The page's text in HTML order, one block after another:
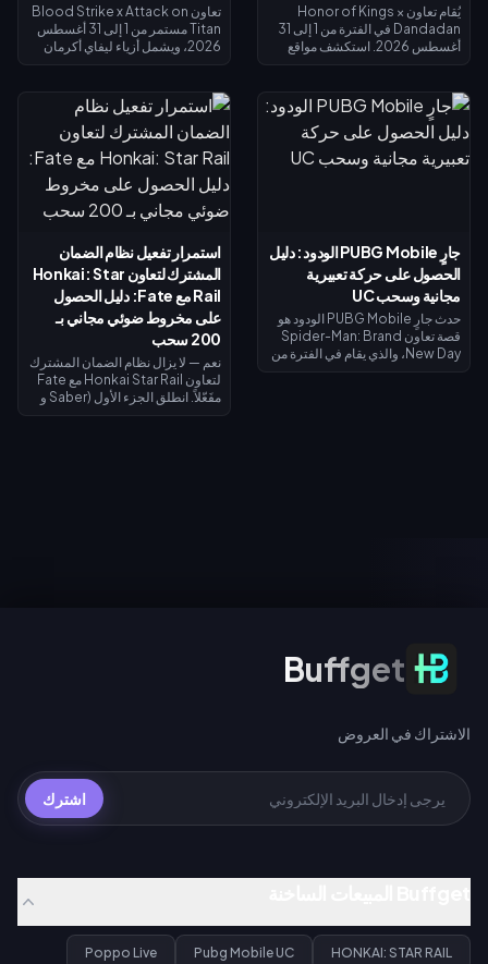
يُقام تعاون Honor of Kings ×
Dandadan في الفترة من 1 إلى 31
أغسطس 2026. استكشف مواقع
الاسترداد، وأنجز المهام اليومية
للحصول على عملات رييروكو
(Reiryoku) - وهي العملة
المستخدمة للحصول على مظهر مومو
أيايسي (Momo Ayase) الملحمي
الاستبدال في 31 أغسطس.
تعاون Blood Strike x Attack on
Titan مستمر من 1 إلى 31 أغسطس
2026، ويشمل أزياء ليفاي أكرمان
سترايك (15 يوليو – 14 أغسطس
2026) تعيد لك 520 قطعة ذهبية عند
الوصول إلى المستوى الأقصى — وهي
كافية لتمويل تذكرة النخبة أو محاولات
الحصول على ليفاي. يوضح لك دليل
الأسبوع الأول هذا كيفية جمع الذهب
المجاني، واسترداد الرموز، وتوقيت
استرداد الأموال بحيث لا يكلفك ليفاي
جارٍ PUBG Mobile الودود: دليل
الحصول على حركة تعبيرية
مجانية وسحب UC
حدث جارٍ PUBG Mobile الودود هو
قصة تعاون Spider-Man: Brand
New Day، والذي يقام في الفترة من
استمرار تفعيل نظام الضمان
المشترك لتعاون Honkai: Star
Rail مع Fate: دليل الحصول
على مخروط ضوئي مجاني بـ
200 سحب
نعم — لا يزال نظام الضمان المشترك
لتعاون Honkai Star Rail مع Fate
مفَعّلاً. انطلق الجزء الأول (Saber و
الاشتراك في العروضBuffget
الاشتراك في العروض
اشترك
HONKAI: STAR RAIL
Pubg Mobile UC
Poppo Live